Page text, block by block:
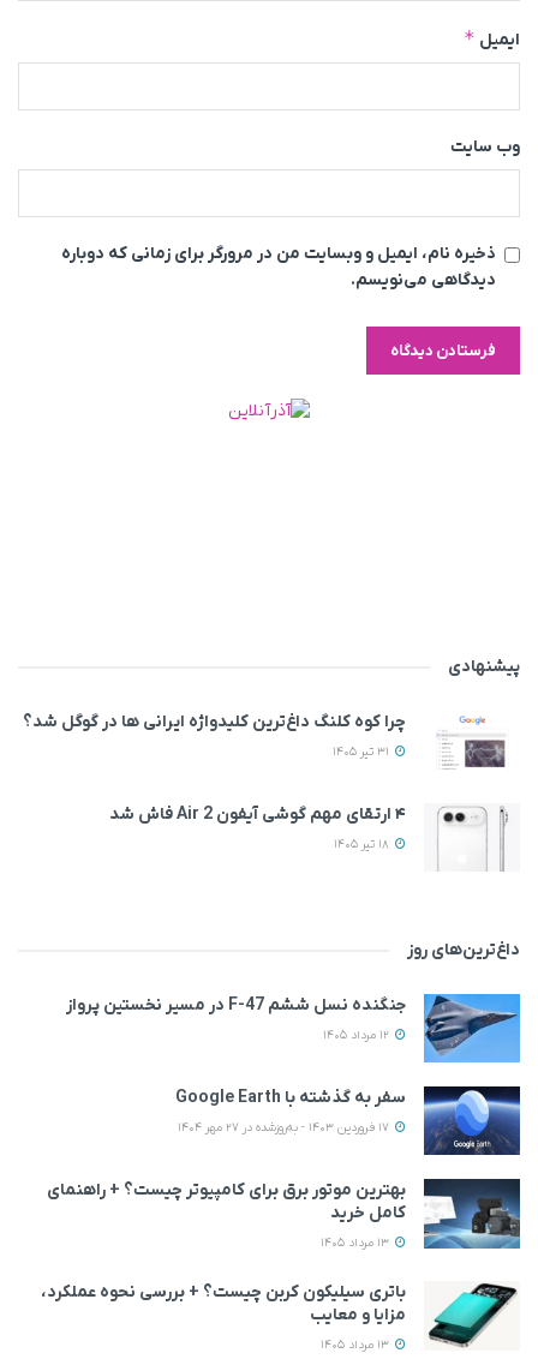
ایمیل *
وب‌ سایت
ذخیره نام، ایمیل و وبسایت من در مرورگر برای زمانی که دوباره
دیدگاهی می‌نویسم.
پیشنهادی
چرا کوه کلنگ داغ‌ترین کلیدواژه ایرانی ها در گوگل شد؟
۴ ارتقای مهم گوشی آیفون Air 2 فاش شد
داغ‌ترین‌های روز
جنگنده نسل ششم F-47 در مسیر نخستین پرواز
سفر به گذشته با Google Earth
بهترین موتور برق برای کامپیوتر چیست؟ + راهنمای
کامل خرید
باتری سیلیکون کربن چیست؟ + بررسی نحوه عملکرد،
مزایا و معایب